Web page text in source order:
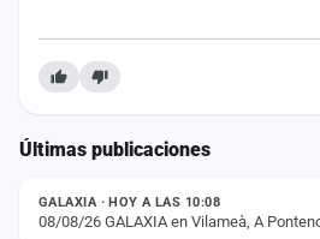
Últimas publicaciones
ESTADO
GALAXIA · HOY A LAS 10:08
08/08/26 GALAXIA en Vilameà, A
ESTADO